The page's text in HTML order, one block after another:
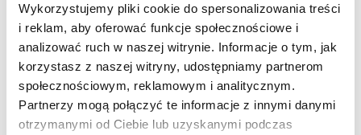
Wykorzystujemy pliki cookie do spersonalizowania treści
i reklam, aby oferować funkcje społecznościowe i
analizować ruch w naszej witrynie. Informacje o tym, jak
korzystasz z naszej witryny, udostępniamy partnerom
społecznościowym, reklamowym i analitycznym.
Partnerzy mogą połączyć te informacje z innymi danymi
otrzymanymi od Ciebie lub uzyskanymi podczas